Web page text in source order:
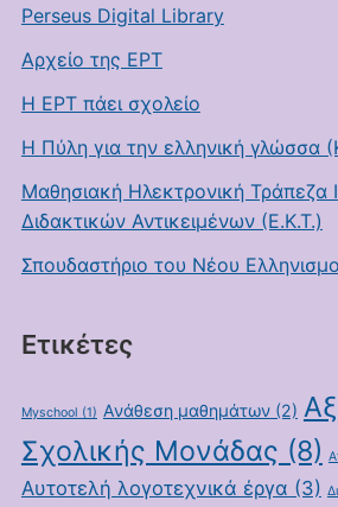
Perseus Digital Library
Αρχείο της ΕΡΤ
Η ΕΡΤ πάει σχολείο
Η Πύλη για την ελληνική γλώσσα
Μαθησιακή Ηλεκτρονική Τράπεζα
Διδακτικών Αντικειμένων (Ε.Κ.Τ.)
Σπουδαστήριο του Νέου
Ετικέτες
Myschool (1) Ανάθεση μαθημάτων(2)
Σχολικής Μονάδας (8)
Αυτοτελή λογοτεχνικά έργα (3)